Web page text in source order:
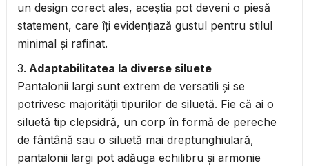
un design corect ales, aceștia pot deveni o piesă
statement, care îți evidențiază gustul pentru stilul
minimal și rafinat.
Adaptabilitatea la diverse siluete
Pantalonii largi sunt extrem de versatili și se
potrivesc majorității tipurilor de siluetă. Fie că ai o
siluetă tip clepsidră, un corp în formă de pereche
de fântână sau o siluetă mai dreptunghiulară,
pantalonii largi pot adăuga echilibru și armonie